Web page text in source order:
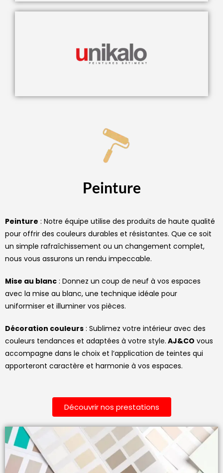
Peinture
Peinture : Notre équipe utilise des produits de haute qualité
pour offrir des couleurs durables et résistantes. Que ce soit
un simple rafraîchissement ou un changement complet,
nous vous assurons un rendu impeccable.
Mise au blanc : Donnez un coup de neuf à vos espaces
avec la mise au blanc, une technique idéale pour
uniformiser et illuminer vos pièces.
Décoration couleurs : Sublimez votre intérieur avec des
couleurs tendances et adaptées à votre style. AJ&CO vous
accompagne dans le choix et l’application de teintes qui
apporteront caractère et harmonie à vos espaces.
Découvrir nos prestations